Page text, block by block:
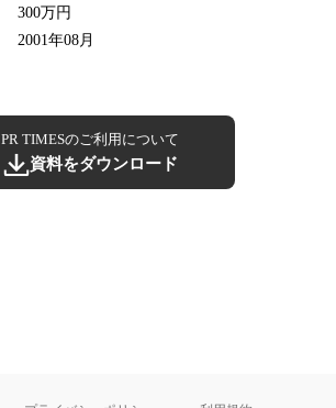
300万円
2001年08月
PR TIMESのご利用について
資料をダウンロード